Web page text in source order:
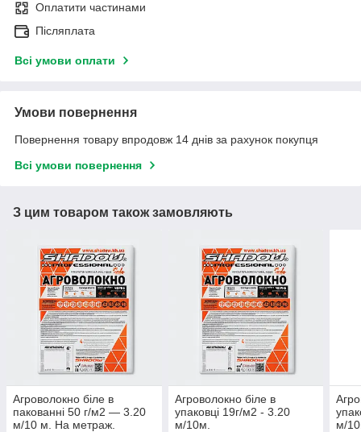
Оплатити частинами
Післяплата
Всі умови оплати
Умови повернення
Повернення товару впродовж 14 днів за рахунок покупця
Всі умови повернення
З цим товаром також замовляють
Агроволокно біле в
пакованні 50 г/м2 — 3.20
м/10 м. На метраж.
Агроволокно біле в
упаковці 19г/м2 - 3.20
м/10м.
м/